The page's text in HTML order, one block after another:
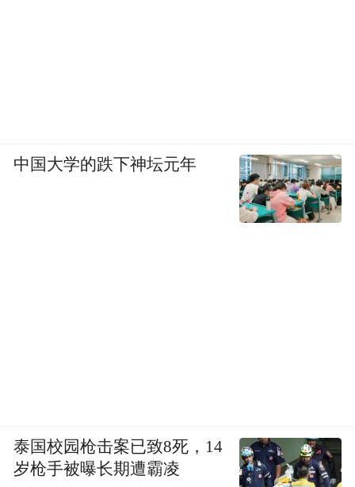
中国大学的跌下神坛元年
泰国校园枪击案已致8死，14
岁枪手被曝长期遭霸凌